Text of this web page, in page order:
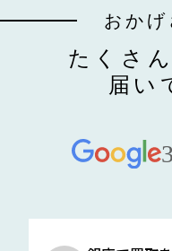
おか
たくさ
届い